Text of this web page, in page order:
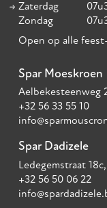
Zaterdag
Zondag
Open op alle
Spar Moeskroen
Aelbekesteenweg
+32 56 33 55 10
Spar Dadizele
Ledegemstraat
+32 56 50 06 22